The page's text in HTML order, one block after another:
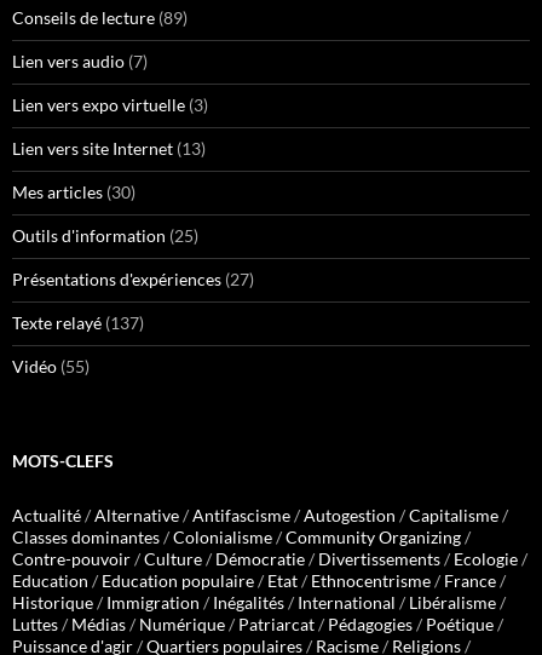
Conseils de lecture (89)
Lien vers audio (7)
Lien vers expo virtuelle (3)
Lien vers site Internet (13)
Mes articles (30)
Outils d'information (25)
Présentations d'expériences (27)
Texte relayé (137)
Vidéo (55)
MOTS-CLEFS
Actualité/Alternative/Antifascisme/Autogestion /Capitalisme/
Classes dominantes/Colonialisme/Community Organizing/
Contre-pouvoir/Culture/ Démocratie/ Divertissements/ Ecologie/
Education / Education populaire/ Etat/ Ethnocentrisme/ France/
Historique/ Immigration / Inégalités/ International / Libéralisme/
Luttes/ Médias/ Numérique/ Patriarcat/ Pédagogies/ Poétique/
Puissance d'agir/Quartiers populaires/ Racisme/ Religions/